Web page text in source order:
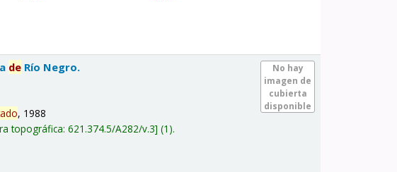
No hay
imagen de
cubierta
disponible
de Río Negro.
, 1988
topográfica:621.374.5/A282/v.3 (1).